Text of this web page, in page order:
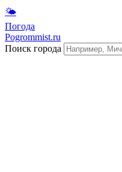
🌤
Погода
Pogrommist.ru
Поиск города